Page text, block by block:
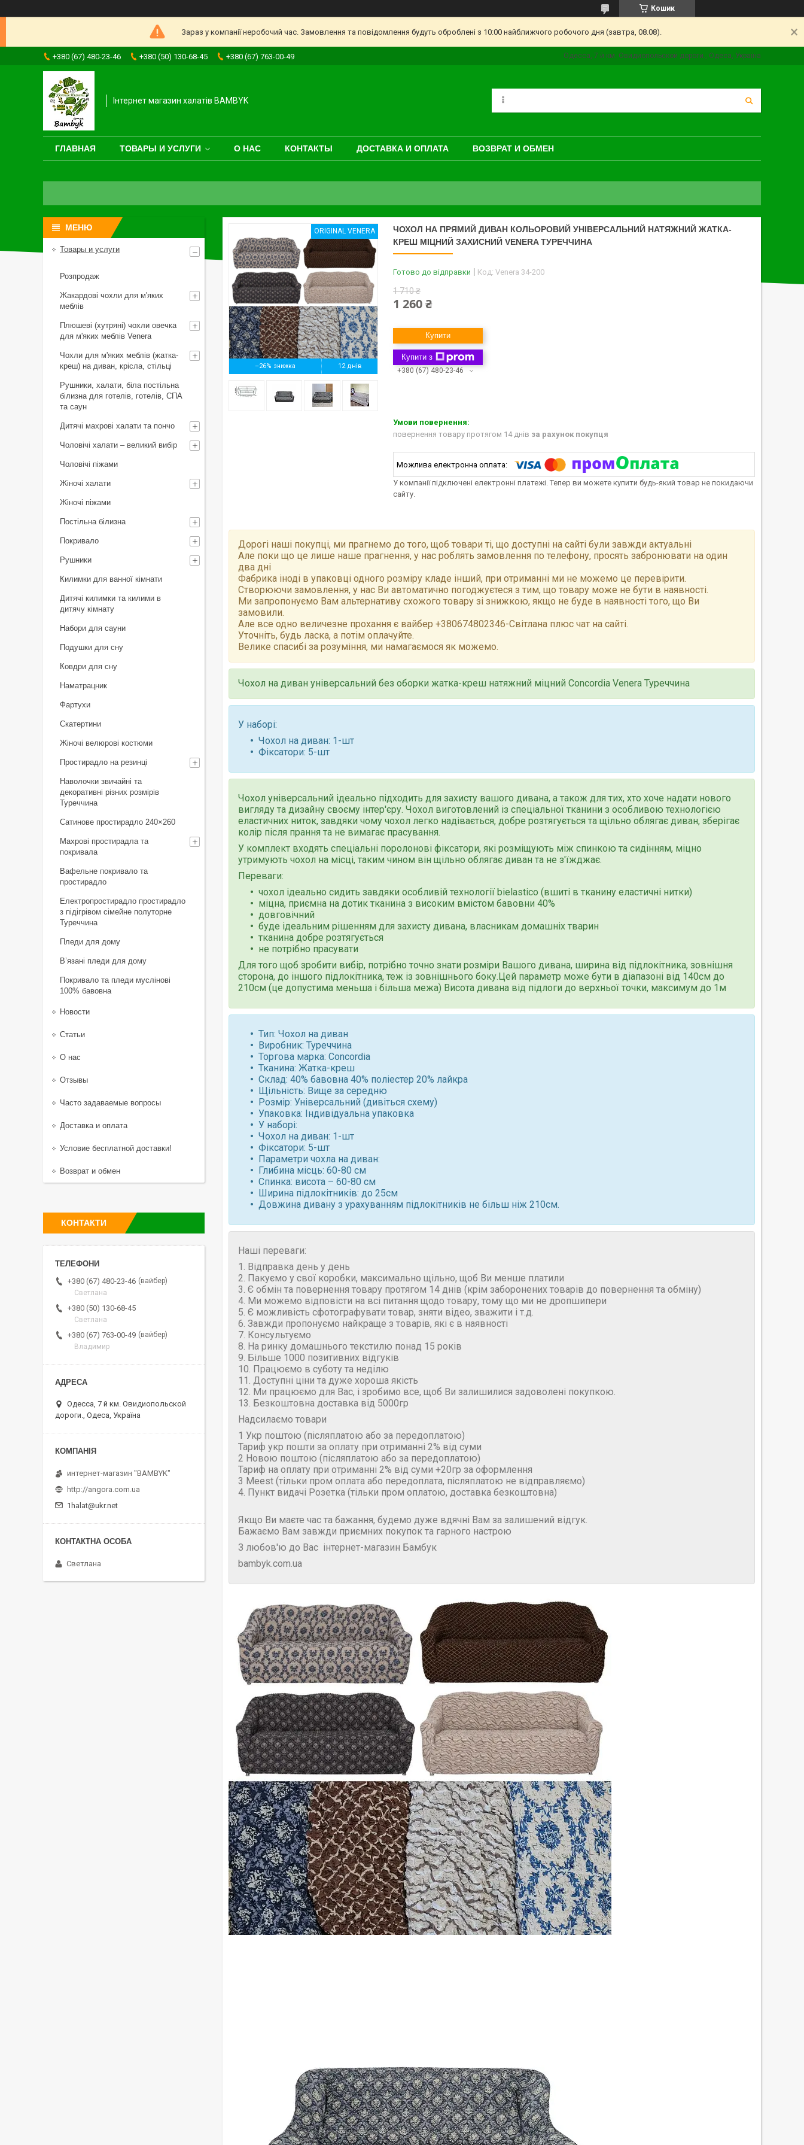
Кошик
Зараз у компанії неробочий час. Замовлення та повідомлення будуть оброблені з 10:00 найближчого робочого дня (завтра, 08.08).
+380 (67) 480-23-46 +380 (50) 130-68-45 +380 (67) 763-00-49 Одесса, 7 й км. Овидиопольской дороги., Одеса, Україна
Інтернет магазин халатів BAMBYK
ГЛАВНАЯ ТОВАРЫ И УСЛУГИ О НАС КОНТАКТЫ ДОСТАВКА И ОПЛАТА ВОЗВРАТ И ОБМЕН
–26% 12 днів
ORIGINAL VENERA
ЧОХОЛ НА ПРЯМИЙ ДИВАН КОЛЬОРОВИЙ УНІВЕРСАЛЬНИЙ НАТЯЖНИЙ ЖАТКА-
КРЕШ МІЦНИЙ ЗАХИСНИЙ VENERA ТУРЕЧЧИНА
Готово до відправки Код: Venera 34-200
1 710 ₴
1 260 ₴
Купити
Купити з
+380 (67) 480-23-46
повернення товару протягом 14 днів за рахунок покупця
У компанії підключені електронні платежі. Тепер ви можете купити будь-який товар не покидаючи
сайту.
Дорогі наші покупці, ми прагнемо до того, щоб товари ті, що доступні на сайті були завжди актуальні
Але поки що це лише наше прагнення, у нас роблять замовлення по телефону, просять забронювати на один
два дні
Фабрика іноді в упаковці одного розміру кладе інший, при отриманні ми не можемо це перевірити.
Створюючи замовлення, у нас Ви автоматично погоджуєтеся з тим, що товару може не бути в наявності.
Ми запропонуємо Вам альтернативу схожого товару зі знижкою, якщо не буде в наявності того, що Ви
замовили.
Але все одно величезне прохання є вайбер +380674802346-Світлана плюс чат на сайті.
Уточніть, будь ласка, а потім оплачуйте.
Велике спасибі за розуміння, ми намагаємося як можемо.
Чохол на диван універсальний без оборки жатка-креш натяжний міцний Concordia Venera Туреччина
У наборі:
Чохол на диван: 1-шт
Фіксатори: 5-шт
Чохол універсальний ідеально підходить для захисту вашого дивана, а також для тих, хто хоче надати нового
вигляду та дизайну своєму інтер'єру. Чохол виготовлений із спеціальної тканини з особливою технологією
еластичних ниток, завдяки чому чохол легко надівається, добре розтягується та щільно облягає диван, зберігає
колір після прання та не вимагає прасування.
У комплект входять спеціальні поролонові фіксатори, які розміщують між спинкою та сидінням, міцно
утримують чохол на місці, таким чином він щільно облягає диван та не з'їжджає.
Переваги:
чохол ідеально сидить завдяки особливій технології bielastico (вшиті в тканину еластичні нитки)
міцна, приємна на дотик тканина з високим вмістом бавовни 40%
довговічний
буде ідеальним рішенням для захисту дивана, власникам домашніх тварин
тканина добре розтягується
не потрібно прасувати
Для того щоб зробити вибір, потрібно точно знати розміри Вашого дивана, ширина від підлокітника, зовнішня
сторона, до іншого підлокітника, теж із зовнішнього боку.Цей параметр може бути в діапазоні від 140см до
210см (це допустима меньша і більша межа) Висота дивана від підлоги до верхньої точки, максимум до 1м
Тип: Чохол на диван
Виробник: Туреччина
Торгова марка: Concordia
Тканина: Жатка-креш
Склад: 40% бавовна 40% поліестер 20% лайкра
Щільність: Вище за середню
Розмір: Універсальний (дивіться схему)
Упаковка: Індивідуальна упаковка
У наборі:
Чохол на диван: 1-шт
Фіксатори: 5-шт
Параметри чохла на диван:
Глибина місць: 60-80 см
Спинка: висота – 60-80 см
Ширина підлокітників: до 25см
Довжина дивану з урахуванням підлокітників не більш ніж 210см.
Наші переваги:
1. Відправка день у день
2. Пакуємо у свої коробки, максимально щільно, щоб Ви менше платили
3. Є обмін та повернення товару протягом 14 днів (крім заборонених товарів до повернення та обміну)
4. Ми можемо відповісти на всі питання щодо товару, тому що ми не дропшипери
5. Є можливість сфотографувати товар, зняти відео, зважити і т.д.
6. Завжди пропонуємо найкраще з товарів, які є в наявності
7. Консультуємо
8. На ринку домашнього текстилю понад 15 років
9. Більше 1000 позитивних відгуків
10. Працюємо в суботу та неділю
11. Доступні ціни та дуже хороша якість
12. Ми працюємо для Вас, і зробимо все, щоб Ви залишилися задоволені покупкою.
13. Безкоштовна доставка від 5000гр
Надсилаємо товари
1 Укр поштою (пiсляплатою або за передоплатою)
Тариф укр пошти за оплату при отриманні 2% від суми
2 Новою поштою (пiсляплатою або за передоплатою)
Тариф на оплату при отриманні 2% від суми +20гр за оформлення
3 Meest (тільки пром оплата або передоплата, післяплатою не відправляємо)
4. Пункт видачі Розетка (тільки пром оплатою, доставка безкоштовна)
Якщо Ви маєте час та бажання, будемо дуже вдячні Вам за залишений відгук.
Бажаємо Вам завжди приємних покупок та гарного настрою
З любов'ю до Вас інтернет-магазин Бамбук
bambyk.com.ua
Товары и услуги
Розпродаж
Жакардові чохли для м'яких
меблів
Плюшеві (хутряні) чохли овечка
для м'яких меблів Venera
Чохли для м'яких меблів (жатка-
креш) на диван, крісла, стільці
Рушники, халати, біла постільна
білизна для готелів, готелів, СПА
та саун
Дитячі махрові халати та пончо
Чоловічі халати – великий вибір
Чоловічі піжами
Жіночі халати
Жіночі піжами
Постільна білизна
Покривало
Рушники
Килимки для ванної кімнати
Дитячі килимки та килими в
дитячу кімнату
Набори для сауни
Подушки для сну
Ковдри для сну
Наматрацник
Фартухи
Скатертини
Жіночі велюрові костюми
Простирадло на резинці
Наволочки звичайні та
декоративні різних розмірів
Туреччина
Сатинове простирадло 240×260
Махрові простирадла та
покривала
Вафельне покривало та
простирадло
Електропростирадло простирадло
з підігрівом сімейне полуторне
Туреччина
Пледи для дому
В’язані пледи для дому
Покривало та пледи муслінові
100% бавовна
Новости
Статьи
О нас
Отзывы
Часто задаваемые вопросы
Доставка и оплата
Условие бесплатной доставки!
Возврат и обмен
КОНТАКТИ
+380 (67) 480-23-46
вайбер
Светлана
+380 (50) 130-68-45
Светлана
+380 (67) 763-00-49
вайбер
Владимир
Одесса, 7 й км. Овидиопольской
дороги., Одеса, Україна
интернет-магазин "BAMBYK"
http://angora.com.ua
1halat@ukr.net
Светлана